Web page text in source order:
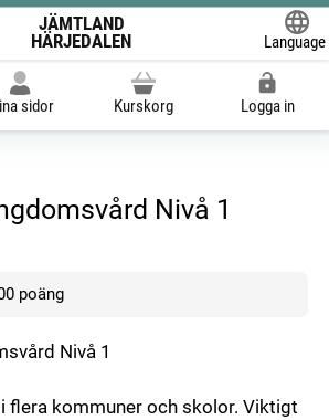
JÄMTLAND
HÄRJEDALEN
Language
sidor Kurskorg Logga in
Nivå 1
poäng
Nivå 1
flera kommuner och skolor. Viktigt